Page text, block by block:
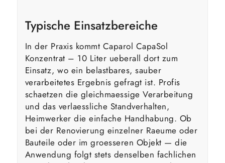
Typische Einsatzbereiche
In der Praxis kommt Caparol CapaSol
Konzentrat – 10 Liter ueberall dort zum
Einsatz, wo ein belastbares, sauber
verarbeitetes Ergebnis gefragt ist. Profis
schaetzen die gleichmaessige Verarbeitung
und das verlaessliche Standverhalten,
Heimwerker die einfache Handhabung. Ob
bei der Renovierung einzelner Raeume oder
Bauteile oder im groesseren Objekt — die
Anwendung folgt stets denselben fachlichen